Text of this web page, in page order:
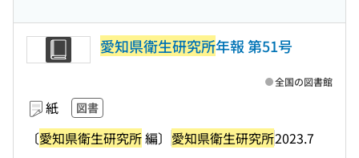
愛知県衛生研究所年報 第51号
紙 図書
〔愛知県衛生研究所編〕 愛知県衛生研究所2023.7
全国の図書館